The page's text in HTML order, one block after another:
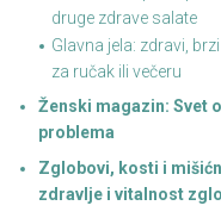
druge zdrave salate
Glavna jela: zdravi,
za ručak ili večeru
Ženski magazin: Svet
problema
Zglobovi, kosti i
zdravlje i vitalnost